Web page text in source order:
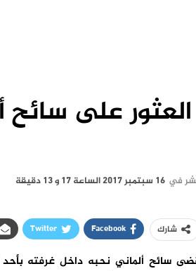
العثور على سائح
في 16 سبتمبر 2017 الساعة 17 و 13 دقيقة
شارك Facebook
Twitter
سائح ألماني نحبه داخل غرفته بأحد